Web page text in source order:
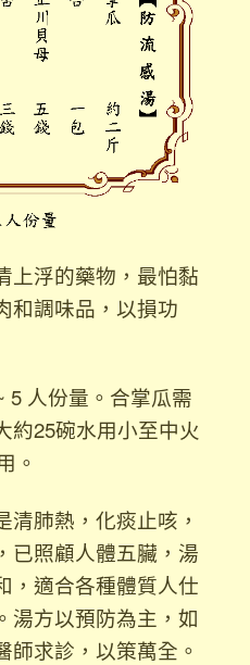
浮的藥物，最怕黏
和調味品，以損功
人份量。合掌瓜需
約25碗水用小至中火
。
肺熱，化痰止咳，
已照顧人體五臟，湯
，適合各種體質人仕
湯方以預防為主，如
師求診，以策萬全。